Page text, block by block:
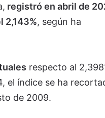
registró en abril de
2,143%, según ha
respecto al
el índice se ha
de 2009.